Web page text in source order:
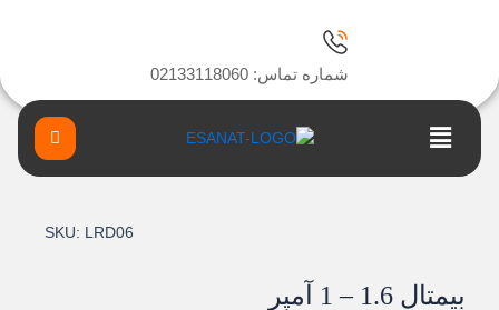
شماره تماس: 02133118060
Main
SKU: LRD06
بيمتال 1.6 – 1 آمپر